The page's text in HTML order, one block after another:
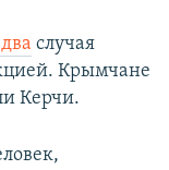
случая
Крымчане
Керчи.